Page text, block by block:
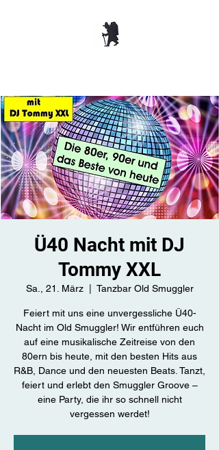
Ü40 Nacht mit DJ
Tommy XXL
Sa., 21. März
  |
Tanzbar Old Smuggler
Feiert mit uns eine unvergessliche Ü40-
Nacht im Old Smuggler! Wir entführen euch
auf eine musikalische Zeitreise von den
80ern bis heute, mit den besten Hits aus
R&B, Dance und den neuesten Beats. Tanzt,
feiert und erlebt den Smuggler Groove –
eine Party, die ihr so schnell nicht
vergessen werdet!